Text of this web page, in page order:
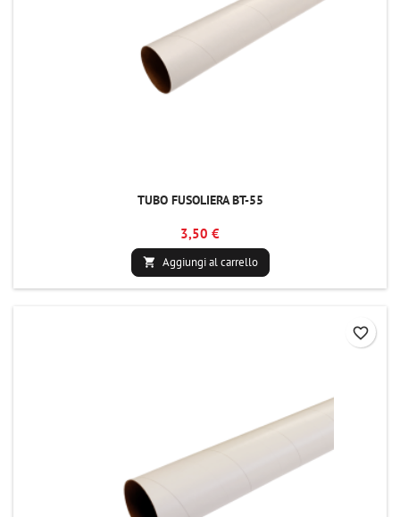
TUBO FUSOLIERA BT-55
3,50 €
 Aggiungi al carrello
favorite_border